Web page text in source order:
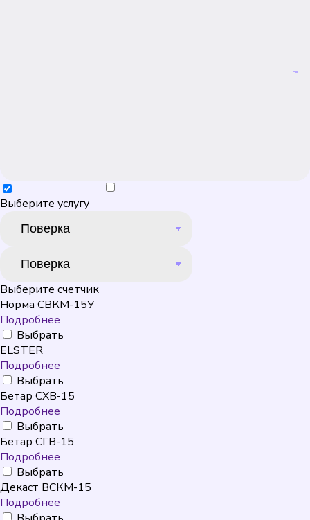
Выберите услугу
Выберите счетчик
Норма СВКМ-15У
Подробнее
Выбрать
ELSTER
Подробнее
Выбрать
Бетар СХВ-15
Подробнее
Выбрать
Бетар СГВ-15
Подробнее
Выбрать
Декаст ВСКМ-15
Подробнее